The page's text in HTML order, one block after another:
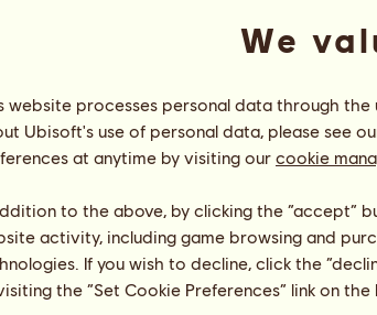
Fähigkeiten
Tempo
Dressur
Galopp
We
website processes personal data through
Ubisoft's use of personal data, please see
at anytime by visiting our cookie
to the above, by clicking the “accept”
activity, including game browsing and
If you wish to decline, click the
the “Set Cookie Preferences” link on